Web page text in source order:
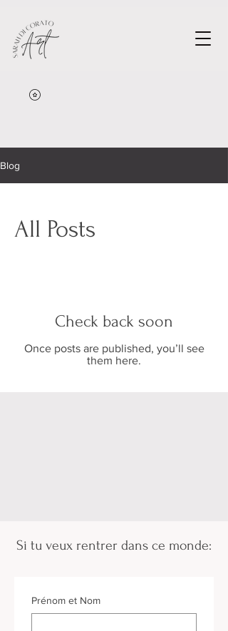
Blog
All Posts
Check back soon
Once posts are published, you’ll see
them here.
Si tu veux rentrer dans ce monde:
Prénom et Nom